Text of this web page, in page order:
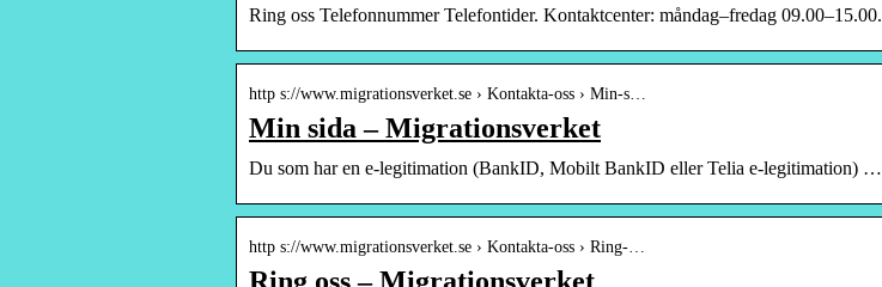
Ring oss Telefonnummer Telefontider. Kontaktcenter: måndag–fredag 09.00–15.00.
http s://www.migrationsverket.se › Kontakta-oss › Min-s…
Min sida – Migrationsverket
Du som har en e-legitimation (BankID, Mobilt BankID eller Telia e-legitimation) …
http s://www.migrationsverket.se › Kontakta-oss › Ring-…